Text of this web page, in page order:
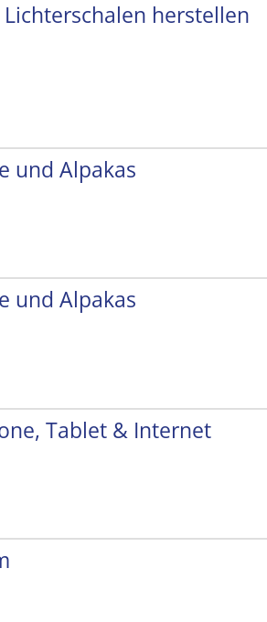
herstellen
und Alpakas
und Alpakas
Tablet & Internet